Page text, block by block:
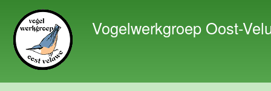
en
de
Vogelwerkgroep Oost-